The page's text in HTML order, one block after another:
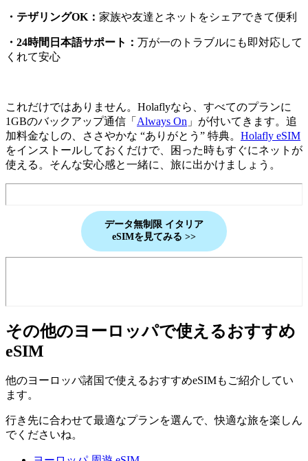
・テザリングOK： 家族や友達とネットをシェアできて便利
・24時間日本語サポート： 万が一のトラブルにも即対応して
くれて安心
これだけではありません。Holaflyなら、すべてのプランに
1GBのバックアップ通信「 Always On 」が付いてきます。追
加料金なしの、ささやかな “ありがとう” 特典。 Holafly eSIM
をインストールしておくだけで、困った時もすぐにネットが
使える。そんな安心感と一緒に、旅に出かけましょう。
データ無制限 イタリア
eSIMを見てみる >>
その他のヨーロッパで使えるおすすめ
eSIM
他のヨーロッパ諸国で使えるおすすめeSIMもご紹介してい
ます。
行き先に合わせて最適なプランを選んで、快適な旅を楽しん
でくださいね。